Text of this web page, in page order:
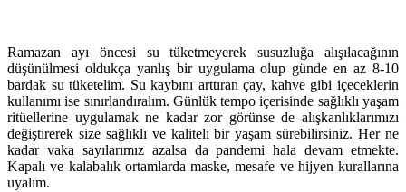
Ramazan ayı öncesi su tüketmeyerek susuzluğa alışılacağının
düşünülmesi oldukça yanlış bir uygulama olup günde en az 8-10
bardak su tüketelim. Su kaybını arttıran çay, kahve gibi içeceklerin
kullanımı ise sınırlandıralım. Günlük tempo içerisinde sağlıklı yaşam
ritüellerine uygulamak ne kadar zor görünse de alışkanlıklarımızı
değiştirerek size sağlıklı ve kaliteli bir yaşam sürebilirsiniz. Her ne
kadar vaka sayılarımız azalsa da pandemi hala devam etmekte.
Kapalı ve kalabalık ortamlarda maske, mesafe ve hijyen kurallarına
uyalım.